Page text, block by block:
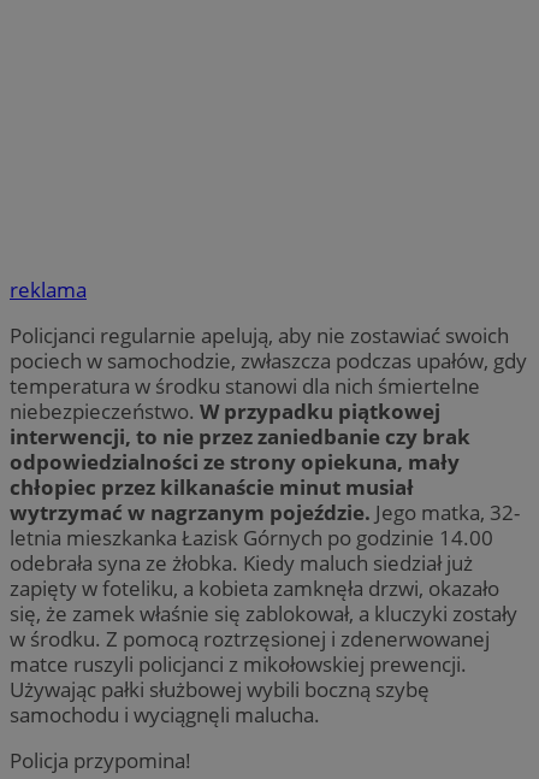
reklama
Policjanci regularnie apelują, aby nie zostawiać swoich
pociech w samochodzie, zwłaszcza podczas upałów, gdy
temperatura w środku stanowi dla nich śmiertelne
niebezpieczeństwo. W przypadku piątkowej
interwencji, to nie przez zaniedbanie czy brak
odpowiedzialności ze strony opiekuna, mały
chłopiec przez kilkanaście minut musiał
wytrzymać w nagrzanym pojeździe. Jego matka, 32-
letnia mieszkanka Łazisk Górnych po godzinie 14.00
odebrała syna ze żłobka. Kiedy maluch siedział już
zapięty w foteliku, a kobieta zamknęła drzwi, okazało
się, że zamek właśnie się zablokował, a kluczyki zostały
w środku. Z pomocą roztrzęsionej i zdenerwowanej
matce ruszyli policjanci z mikołowskiej prewencji.
Używając pałki służbowej wybili boczną szybę
samochodu i wyciągnęli malucha.
Policja przypomina!